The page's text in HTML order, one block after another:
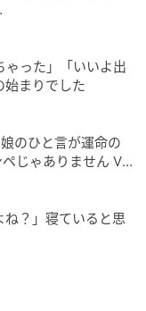
った」「いいよ出
始まりでした
のひと言が運命の
じゃありません Vo
？」寝ていると思